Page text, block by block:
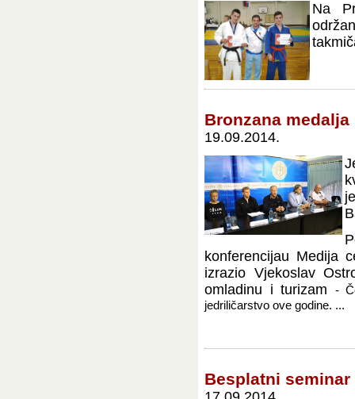
Na
Bronzana
19.09.2014.
konferencijau Medija
izrazio Vjekoslav
omladinu i turizam
-
jedriličarstvo ove godine. ...
Besplatni